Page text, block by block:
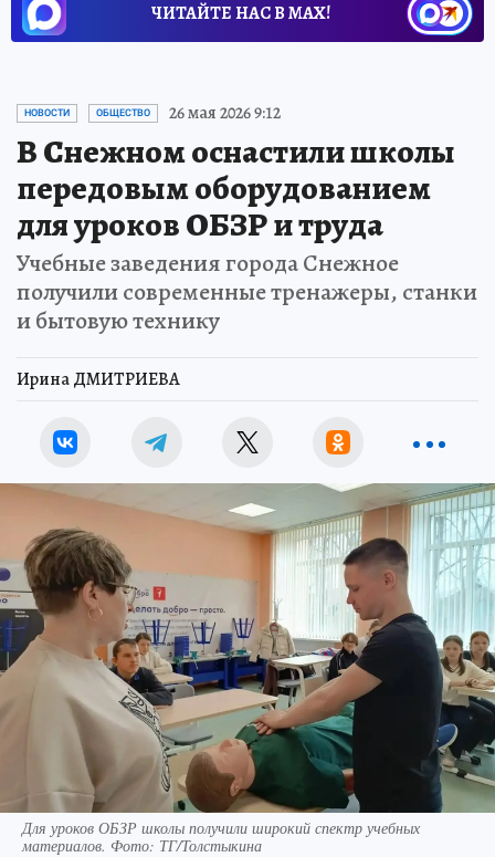
ЧИТАЙТЕ НАС В МАХ!
НОВОСТИ ОБЩЕСТВО 26 мая 2026 9:12
В Снежном оснастили школы
передовым оборудованием
для уроков ОБЗР и труда
Учебные заведения города Снежное
получили современные тренажеры, станки
и бытовую технику
Ирина ДМИТРИЕВА
Для уроков ОБЗР школы получили широкий спектр учебных
материалов. Фото: ТГ/Толстыкина